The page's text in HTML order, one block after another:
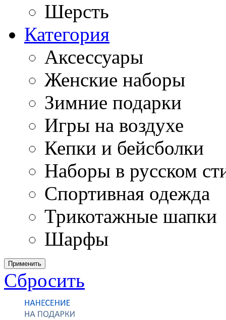
Шерсть
Категория
Аксессуары
Женские наборы
Зимние подарки
Игры на воздухе
Кепки и бейсболки
Наборы в русском
Спортивная одежда
Трикотажные шапки
Шарфы
Применить
Сбросить